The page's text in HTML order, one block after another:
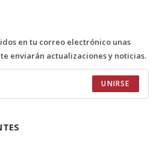
en tu correo electrónico unas
te enviarán actualizaciones y noticias.
UNIRSE